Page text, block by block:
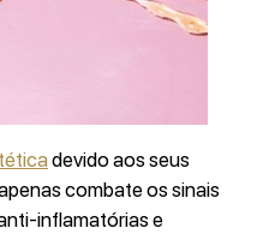
devido aos seus
combate os sinais
inflamatórias e